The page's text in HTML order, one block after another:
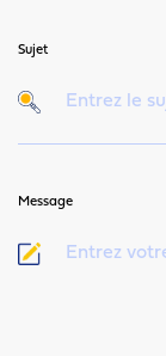
Sujet
Message